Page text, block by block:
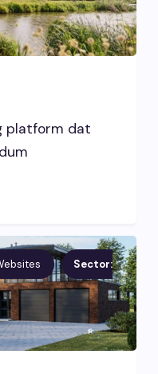
platform dat
Sector: